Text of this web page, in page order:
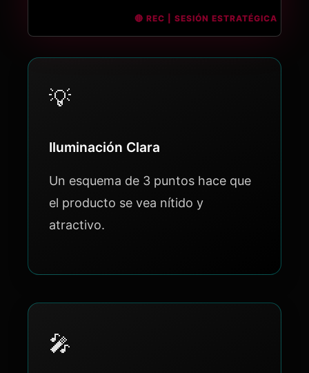
💡
Iluminación Clara
Un esquema de 3 puntos hace que
el producto se vea nítido y
atractivo.
🎤